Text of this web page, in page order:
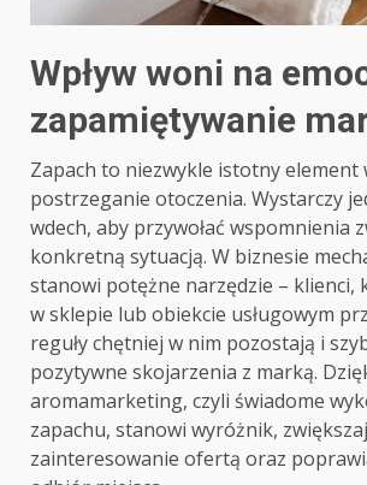
Wpływ woni na
zapamiętywanie
Zapach to niezwykle istotny element
postrzeganie otoczenia. Wystarczy
wdech, aby przywołać wspomnienia
konkretną sytuacją. W biznesie
stanowi potężne narzędzie – klienci,
w sklepie lub obiekcie usługowym
reguły chętniej w nim pozostają i
pozytywne skojarzenia z marką.
aromamarketing, czyli świadome
zapachu, stanowi wyróżnik,
zainteresowanie ofertą oraz